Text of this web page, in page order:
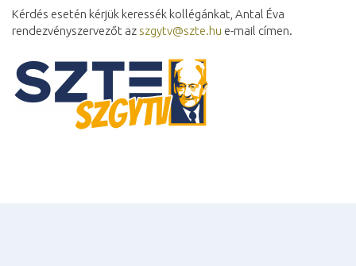
Kérdés esetén kérjük keressék kollégánkat, Antal Éva
rendezvényszervezőt az szgytv@szte.hu e-mail címen.